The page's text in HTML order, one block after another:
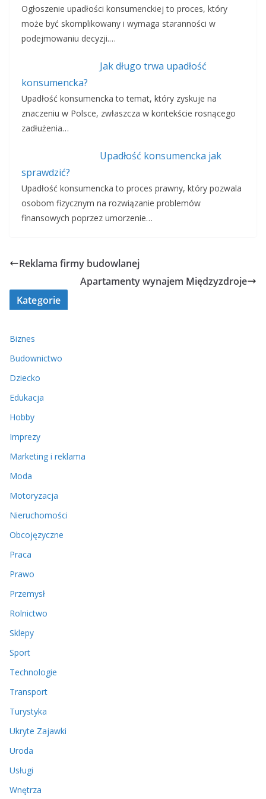
Ogłoszenie upadłości konsumenckiej to proces, który
może być skomplikowany i wymaga staranności w
podejmowaniu decyzji.…
Jak długo trwa upadłość
konsumencka?
Upadłość konsumencka to temat, który zyskuje na
znaczeniu w Polsce, zwłaszcza w kontekście rosnącego
zadłużenia…
Upadłość konsumencka jak
sprawdzić?
Upadłość konsumencka to proces prawny, który pozwala
osobom fizycznym na rozwiązanie problemów
finansowych poprzez umorzenie…
Reklama firmy budowlanej
Apartamenty wynajem Międzyzdroje
Kategorie
Biznes
Budownictwo
Dziecko
Edukacja
Hobby
Imprezy
Marketing i reklama
Moda
Motoryzacja
Nieruchomości
Obcojęzyczne
Praca
Prawo
Przemysł
Rolnictwo
Sklepy
Sport
Technologie
Transport
Turystyka
Ukryte Zajawki
Uroda
Usługi
Wnętrza